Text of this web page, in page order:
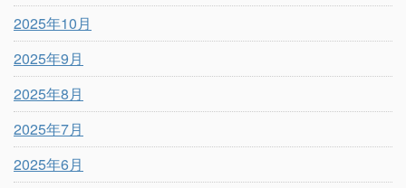
2025年10月
2025年9月
2025年8月
2025年7月
2025年6月